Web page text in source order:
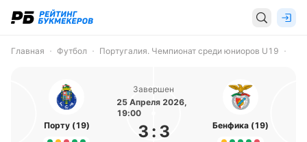
Главная Футбол Португалия. Чемпионат среди юниоров U19
Порту (19)
Завершен
25 Апреля 2026,
19:00
3 : 3 Бенфика (19)